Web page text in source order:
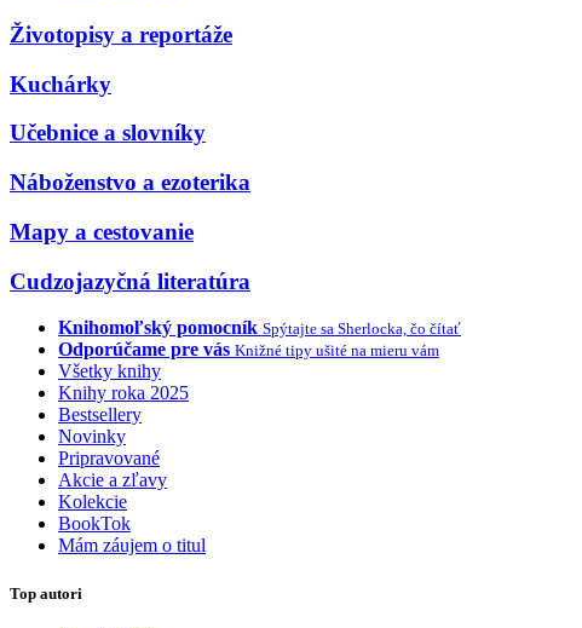
Životopisy a reportáže
Kuchárky
Učebnice a slovníky
Náboženstvo a ezoterika
Mapy a cestovanie
Cudzojazyčná literatúra
Knihomoľský pomocník Spýtajte sa Sherlocka, čo čítať
Odporúčame pre vás Knižné tipy ušité na mieru vám
Všetky knihy
Knihy roka 2025
Bestsellery
Novinky
Pripravované
Akcie a zľavy
Kolekcie
BookTok
Mám záujem o titul
Top autori